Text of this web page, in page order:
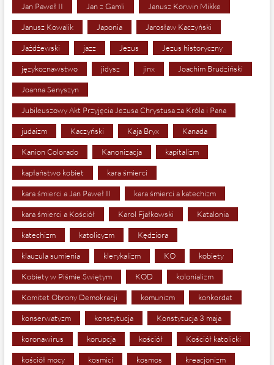
Jan Paweł II Jan z Gamli Janusz Korwin Mikke
Janusz Kowalik Japonia Jarosław Kaczyński
Jażdżewski jazz Jezus Jezus historyczny
językoznawstwo jidysz jinx Joachim Brudziński
Joanna Senyszyn
Jubileuszowy Akt Przyjęcia Jezusa Chrystusa za Króla i Pana
judaizm Kaczyński Kaja Bryx Kanada
Kanion Colorado Kanonizacja kapitalizm
kapłaństwo kobiet kara śmierci
kara śmierci a Jan Paweł II kara śmierci a katechizm
kara śmierci a Kościół Karol Fjałkowski Katalonia
katechizm katolicyzm Kędziora
klauzula sumienia klerykalizm KO kobiety
Kobiety w Piśmie Świętym KOD kolonializm
Komitet Obrony Demokracji komunizm konkordat
konserwatyzm konstytucja Konstytucja 3 maja
koronawirus korupcja kościół Kościół katolicki
kościół mocy kosmici kosmos kreacjonizm